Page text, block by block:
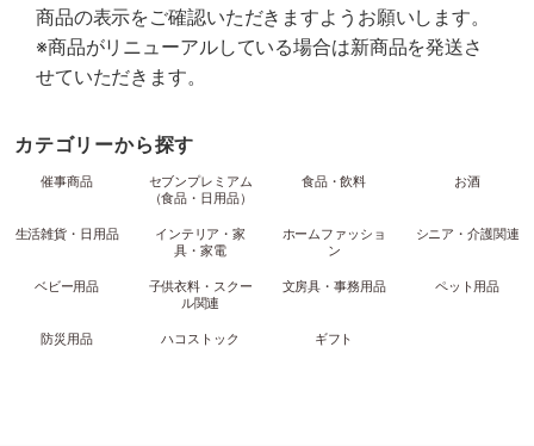
商品の表示をご確認いただきますようお願いします。
※商品がリニューアルしている場合は新商品を発送さ
せていただきます。
カテゴリーから探す
催事商品
セブンプレミアム
（食品・日用品）
食品・飲料 お酒
生活雑貨・日用品
インテリア・家
具・家電
ホームファッショ
ン
シニア・介護関連
ベビー用品
子供衣料・スクー
ル関連
文房具・事務用品 ペット用品
防災用品 ハコストック ギフト